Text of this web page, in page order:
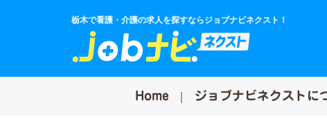
栃木で看護・介護の求人を探すならジョブナビネクスト！
Home ジョブナビネクストに